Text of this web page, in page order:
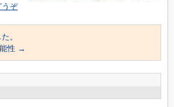
うぞ
。
性 →